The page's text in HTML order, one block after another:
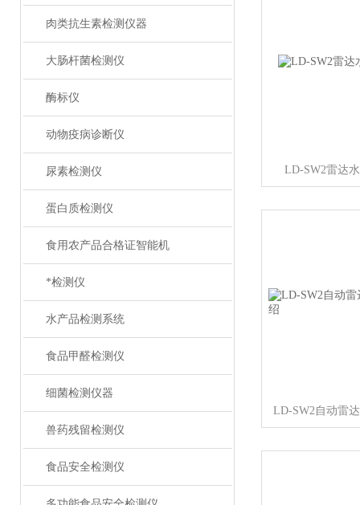
肉类抗生素检测仪器
大肠杆菌检测仪
酶标仪
动物疫病诊断仪
尿素检测仪
蛋白质检测仪
食用农产品合格证智能机
*检测仪
水产品检测系统
食品甲醛检测仪
细菌检测仪器
兽药残留检测仪
食品安全检测仪
LD-SW2雷达
LD-SW2自动雷